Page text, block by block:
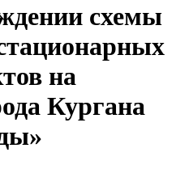
схемы
на
Кургана